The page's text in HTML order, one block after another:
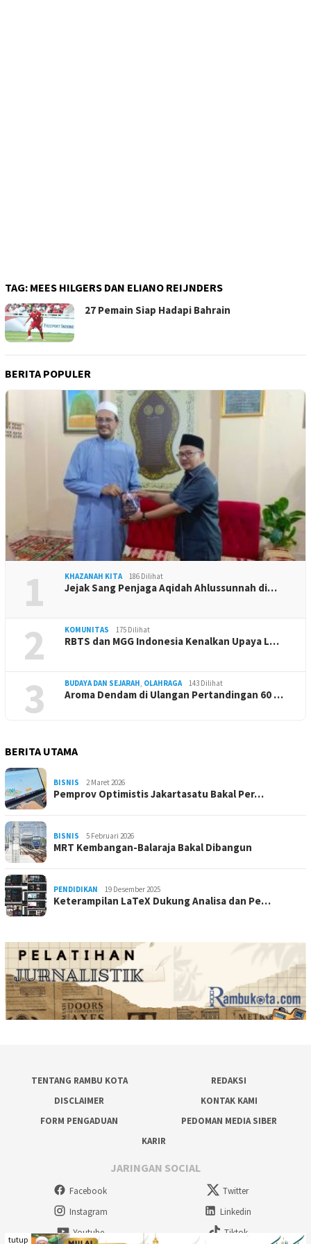
TAG: MEES HILGERS DAN ELIANO REIJNDERS
27 Pemain Siap Hadapi Bahrain
BERITA POPULER
1 KHAZANAH KITA 186 Dilihat
Jejak Sang Penjaga Aqidah Ahlussunnah di…
2 KOMUNITAS 175 Dilihat
RBTS dan MGG Indonesia Kenalkan Upaya L…
3 BUDAYA DAN SEJARAH, OLAHRAGA 143 Dilihat
Aroma Dendam di Ulangan Pertandingan 60 …
BERITA UTAMA
BISNIS 2 Maret 2026
Pemprov Optimistis Jakartasatu Bakal Per…
BISNIS 5 Februari 2026
MRT Kembangan-Balaraja Bakal Dibangun
PENDIDIKAN 19 Desember 2025
Keterampilan LaTeX Dukung Analisa dan Pe…
TENTANG RAMBU KOTA
REDAKSI
DISCLAIMER
KONTAK KAMI
FORM PENGADUAN
PEDOMAN MEDIA SIBER
KARIR
JARINGAN SOCIAL
Facebook
Twitter
Instagram
Linkedin
Youtube
Tiktok
tutup